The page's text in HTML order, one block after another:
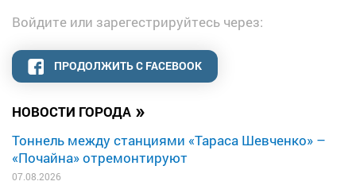
НОВОСТИ ГОРОДА »
Тоннель между станциями «Тараса Шевченко» –
«Почайна» отремонтируют
07.08.2026
Войдите или зарегестрируйтесь через:
ПРОДОЛЖИТЬ С FACEBOOK